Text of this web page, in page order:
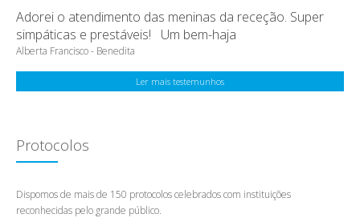
Adorei o atendimento das meninas da receção. Super
simpáticas e prestáveis! Um bem-haja
Alberta Francisco - Benedita
Ler mais testemunhos
Protocolos
Dispomos de mais de 150 protocolos celebrados com instituições
reconhecidas pelo grande público.